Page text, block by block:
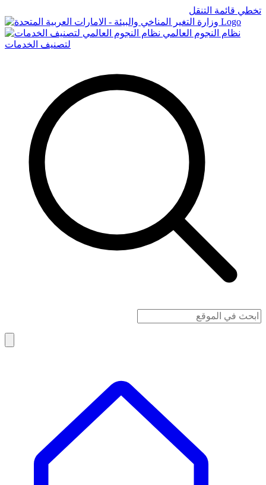
تخطي قائمة التنقل
Logo
نظام النجوم العالمي
لتصنيف الخدمات